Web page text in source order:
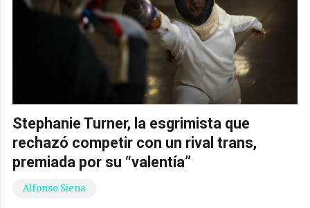
Stephanie Turner, la esgrimista que
rechazó competir con un rival trans,
premiada por su “valentía”
Alfonso Siena